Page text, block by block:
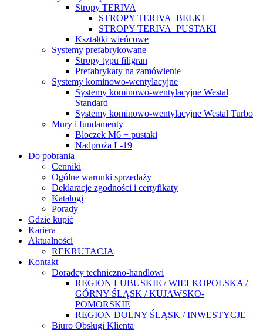
Stropy TERIVA
STROPY TERIVA_BELKI
STROPY TERIVA_PUSTAKI
Kształtki wieńcowe
Systemy prefabrykowane
Stropy typu filigran
Prefabrykaty na zamówienie
Systemy kominowo-wentylacyjne
Systemy kominowo-wentylacyjne Westal
Standard
Systemy kominowo-wentylacyjne Westal Turbo
Mury i fundamenty
Bloczek M6 + pustaki
Nadproża L-19
Do pobrania
Cenniki
Ogólne warunki sprzedaży
Deklaracje zgodności i certyfikaty
Katalogi
Porady
Gdzie kupić
Kariera
Aktualności
REKRUTACJA
Kontakt
Doradcy techniczno-handlowi
REGION LUBUSKIE / WIELKOPOLSKA /
GÓRNY ŚLĄSK / KUJAWSKO-
POMORSKIE
REGION DOLNY ŚLĄSK / INWESTYCJE
Biuro Obsługi Klienta